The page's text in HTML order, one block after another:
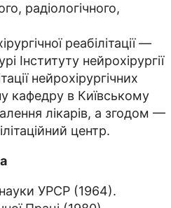
радіологічного,
реабілітації —
Інституту нейрохірургії
нейрохірургічних
кафедру в Київському
лікарів, а згодом —
центр.
УРСР (1964).